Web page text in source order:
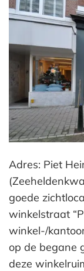
Adres: Piet
goede
winkelstraat
winkel-/
op de begane
deze